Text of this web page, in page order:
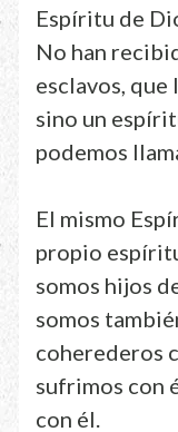
Espíritu de
No han
esclavos, que
sino un
podemos
El mismo
propio
somos hijos
somos
coherederos
sufrimos con
con él.